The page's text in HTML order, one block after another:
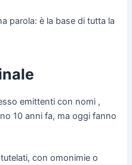
parola: è la base di tutta la
emittenti con nomi ,
10 anni fa, ma oggi fanno
con omonimie o